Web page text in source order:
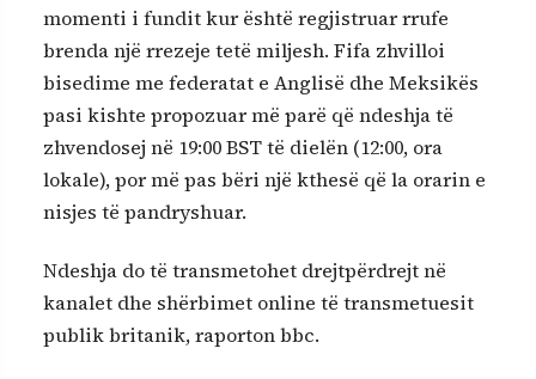
momenti i fundit kur është regjistruar rrufe
brenda një rrezeje tetë miljesh. Fifa zhvilloi
bisedime me federatat e Anglisë dhe Meksikës
pasi kishte propozuar më parë që ndeshja të
zhvendosej në 19:00 BST të dielën (12:00, ora
lokale), por më pas bëri një kthesë që la orarin e
nisjes të pandryshuar.
Ndeshja do të transmetohet drejtpërdrejt në
kanalet dhe shërbimet online të transmetuesit
publik britanik, raporton bbc.